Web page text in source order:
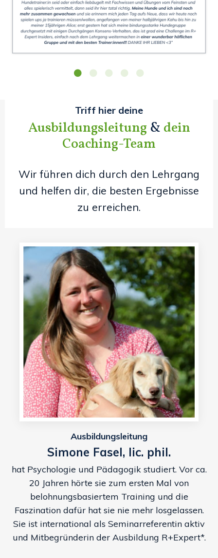
Triff hier deine
Ausbildungsleitung & dein
Coaching-Team
Wir führen dich durch den Lehrgang
und helfen dir, die besten Ergebnisse
zu erreichen.
Ausbildungsleitung
Simone Fasel, lic. phil.
hat Psychologie und Pädagogik studiert. Vor ca.
20 Jahren hörte sie zum ersten Mal von
belohnungsbasiertem Training und die
Faszination dafür hat sie nie mehr losgelassen.
Sie ist international als Seminarreferentin aktiv
und Mitbegründerin der Ausbildung R+Expert*.